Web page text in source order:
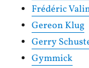
Frédéric
Gereon Klug
Gerry
Gymmick